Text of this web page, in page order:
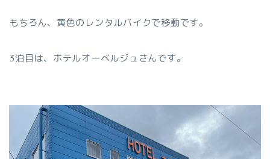
もちろん、黄色のレンタルバイクで移動です。
3泊目は、ホテルオーベルジュさんです。